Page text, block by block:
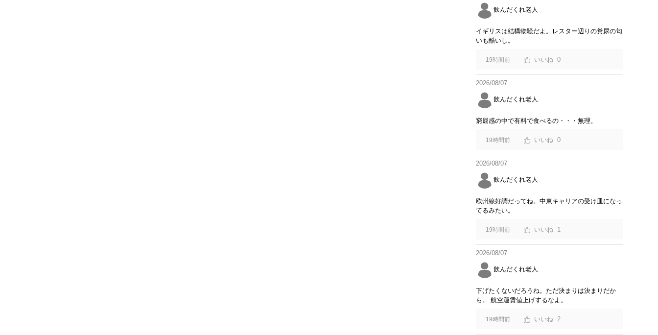
飲んだくれ老人
イギリスは結構物騒だよ。レスター辺りの糞尿の匂
いも酷いし。
19時間前 0
2026/08/07
飲んだくれ老人
窮屈感の中で有料で食べるの・・・無理。
19時間前 0
2026/08/07
飲んだくれ老人
欧州線好調だってね。中東キャリアの受け皿になっ
てるみたい。
19時間前 1
2026/08/07
飲んだくれ老人
下げたくないだろうね。ただ決まりは決まりだか
ら。 航空運賃値上げするなよ。
19時間前 2